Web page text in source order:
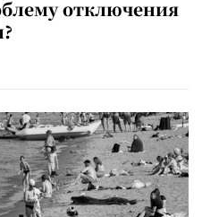
отключения